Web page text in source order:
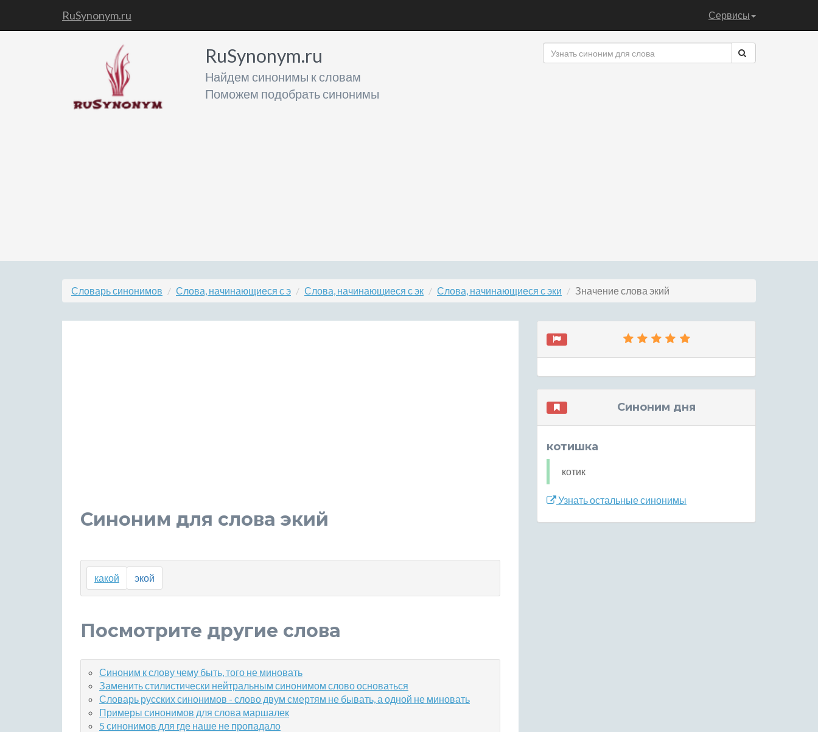
RuSynonym.ru Сервисы
RuSynonym.ru
Найдем синонимы к словам
Поможем подобрать синонимы
Словарь синонимов Слова, начинающиеся с э Слова, начинающиеся с эк Слова, начинающиеся с эки Значение слова экий
Синоним для слова экий
какой экой
Посмотрите другие слова
Синоним к слову чему быть, того не миновать
Заменить стилистически нейтральным синонимом слово основаться
Словарь русских синонимов - слово двум смертям не бывать, а одной не миновать
Примеры синонимов для слова маршалек
5 синонимов для где наше не пропадало
Синоним дня
котишка
котик
Узнать остальные синонимы